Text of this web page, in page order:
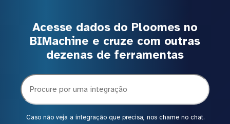
Acesse dados do Ploomes no
BIMachine e cruze com outras
dezenas de ferramentas
Caso não veja a integração que precisa, nos chame no chat.